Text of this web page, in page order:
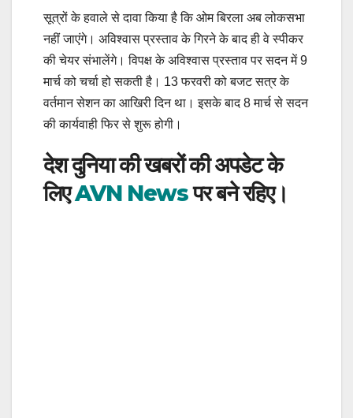
सूत्रों के हवाले से दावा किया है कि ओम बिरला अब लोकसभा
नहीं जाएंगे। अविश्वास प्रस्ताव के गिरने के बाद ही वे स्पीकर
की चेयर संभालेंगे। विपक्ष के अविश्वास प्रस्ताव पर सदन में 9
मार्च को चर्चा हो सकती है। 13 फरवरी को बजट सत्र के
वर्तमान सेशन का आखिरी दिन था। इसके बाद 8 मार्च से सदन
की कार्यवाही फिर से शुरू होगी।
देश दुनिया की खबरों की अपडेट के
लिएAVN Newsपर बने रहिए।